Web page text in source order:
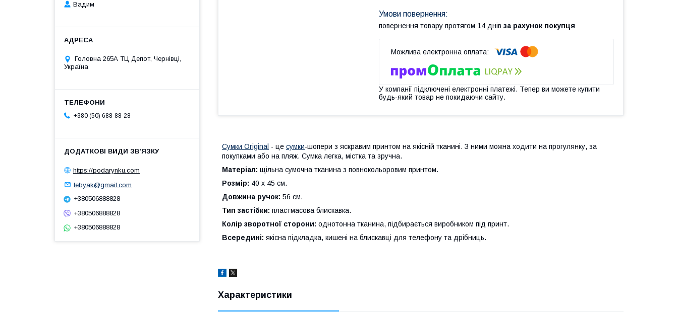
повернення товару протягом 14 днів за рахунок покупця
У компанії підключені електронні платежі. Тепер ви можете купити
будь-який товар не покидаючи сайту.
Сумки Original - це сумки-шопери з яскравим принтом на якісній тканині. З ними можна ходити на прогулянку, за
покупками або на пляж. Сумка легка, містка та зручна.
Матеріал: щільна сумочна тканина з повнокольоровим принтом.
Розмір: 40 x 45 см.
Довжина ручок: 56 см.
Тип застібки: пластмасова блискавка.
Колір зворотної сторони: однотонна тканина, підбирається виробником під принт.
Всередині: якісна підкладка, кишені на блискавці для телефону та дрібниць.
Характеристики
Вадим
Головна 265А ТЦ Депот, Чернівці,
Україна
+380 (50) 688-88-28
https://podarynku.com
lebyak@gmail.com
+380506888828
+380506888828
+380506888828